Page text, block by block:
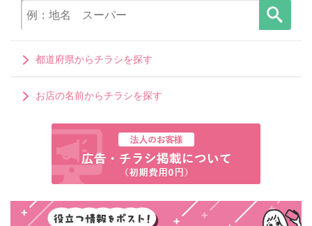
都道府県からチラシを探す
お店の名前からチラシを探す